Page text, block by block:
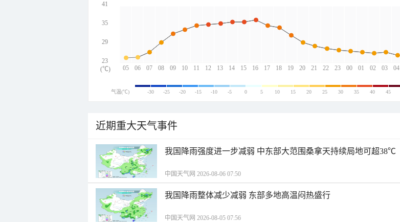
05 06 07 08 09 10 11 12 13 14 15 16 17 18 19 20 21 22 23 00 01 02 03 04
41
35
29
23
(℃)
气温(℃) -30 -25 -20 -15 -10 -5 0 5 10 15 20 25 30 35 40 45
近期重大天气事件
我国降雨强度进一步减弱 中东部大范围桑拿天持续局地可超38℃
中国天气网 2026-08-06 07:50
我国降雨整体减少减弱 东部多地高温闷热盛行
中国天气网 2026-08-05 07:56